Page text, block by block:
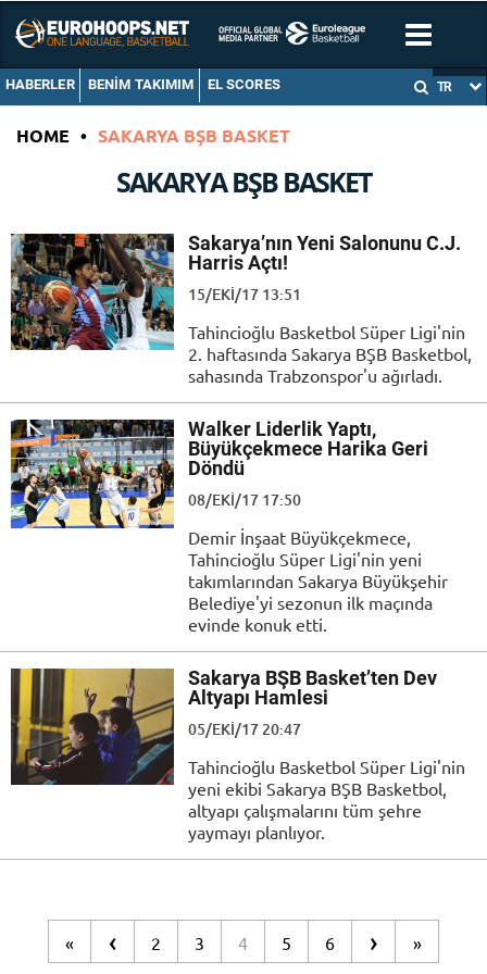
HABERLER BENIM TAKIMIM EL SCORES TR
HOME • SAKARYA BŞB BASKET
SAKARYA BŞB BASKET
Sakarya’nın Yeni Salonunu C.J.
Harris Açtı!
15/EKI/17 13:51
Tahincioğlu Basketbol Süper Ligi'nin
2. haftasında Sakarya BŞB Basketbol,
sahasında Trabzonspor'u ağırladı.
Walker Liderlik Yaptı,
Büyükçekmece Harika Geri
Döndü
08/EKI/17 17:50
Demir İnşaat Büyükçekmece,
Tahincioğlu Süper Ligi'nin yeni
takımlarından Sakarya Büyükşehir
Belediye'yi sezonun ilk maçında
evinde konuk etti.
Sakarya BŞB Basket’ten Dev
Altyapı Hamlesi
05/EKI/17 20:47
Tahincioğlu Basketbol Süper Ligi'nin
yeni ekibi Sakarya BŞB Basketbol,
altyapı çalışmalarını tüm şehre
yaymayı planlıyor.
« ‹ 2 3 4 5 6 › »